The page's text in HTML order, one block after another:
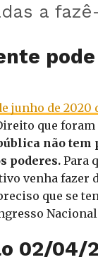
a
junho de 2020
que foram
não tem
poderes.Para
venha fazer
que se
02/04/